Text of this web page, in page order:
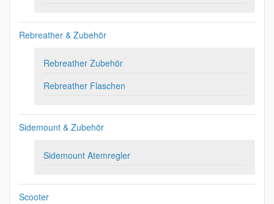
Rebreather & Zubehör
Rebreather Zubehör
Rebreather Flaschen
Sidemount & Zubehör
Sidemount Atemregler
Scooter